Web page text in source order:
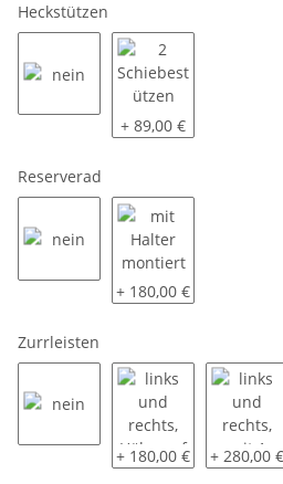
Heckstützen
2 Schiebestützen (48)
+ 89,00 €
Reserverad
mit Halter montiert
+ 180,00 €
Zurrleisten
links und rechts,
+ 180,00 € links und
+ 280,00 €